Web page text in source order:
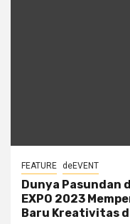
FEATURE deEVENT
Dunya Pasundan
EXPO 2023
Baru Kreativitas